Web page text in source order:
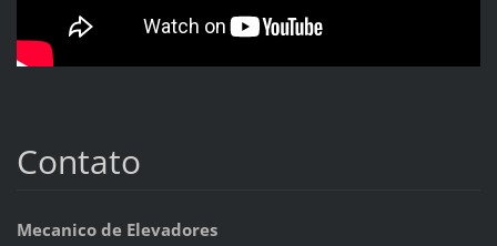
Contato
Mecanico de Elevadores